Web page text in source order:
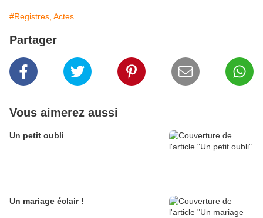
#Registres, Actes
Partager
Vous aimerez aussi
Un petit oubli
Un mariage éclair !